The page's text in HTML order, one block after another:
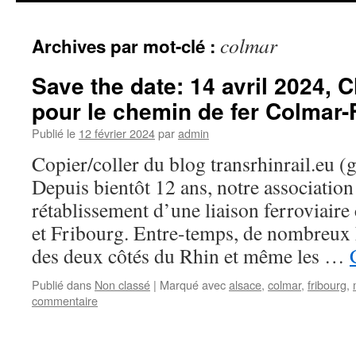
Archives par mot-clé : colmar
Save the date: 14 avril 2024,
pour le chemin de fer
Publié le 12 février 2024paradmin
Copier/coller du blog transrhinrail.eu
Depuis bientôt 12 ans, notre
rétablissement d’une liaison
et Fribourg. Entre-temps, de
des deux côtés du Rhin et même les …
Publié dans Non classé | Marqué avecalsace, colmar, fribourg,
commentaire